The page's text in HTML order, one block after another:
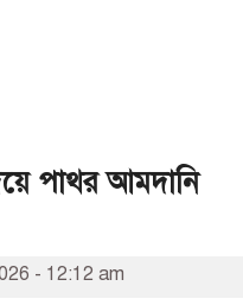
পাথর আমদানি
- 12:12 am